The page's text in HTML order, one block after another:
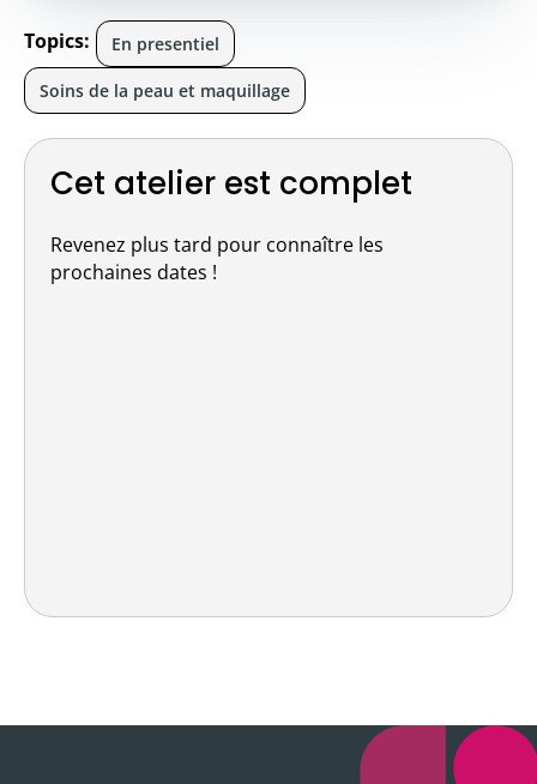
Cet atelier est complet
Revenez plus tard pour connaître les
prochaines dates !
Topics: En presentiel
Soins de la peau et maquillage